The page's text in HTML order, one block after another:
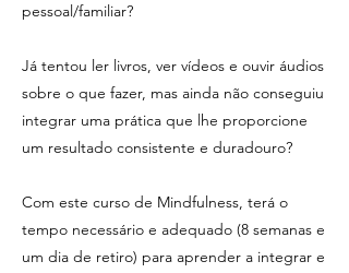
pessoal/familiar?
Já tentou ler livros, ver vídeos e ouvir áudios
sobre o que fazer, mas ainda não conseguiu
integrar uma prática que lhe proporcione
um resultado consistente e duradouro?
Com este curso de Mindfulness, terá o
tempo necessário e adequado (8 semanas e
um dia de retiro) para aprender a integrar e